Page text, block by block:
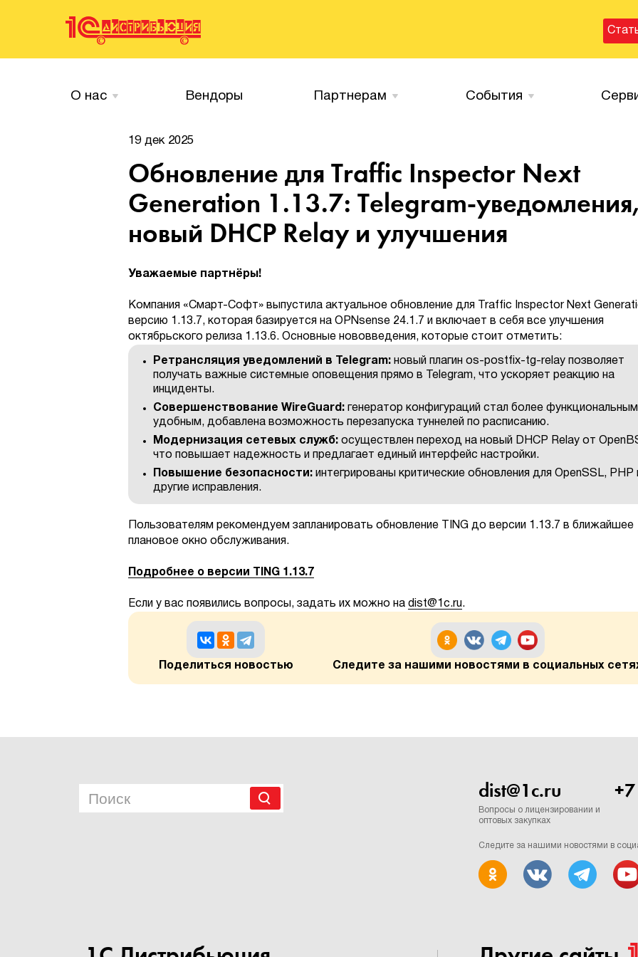
О нас Вендоры Партнерам События
19 дек 2025
Обновление для Traffic Inspector Next
Generation 1.13.7: Telegram-уведомления,
новый DHCP Relay и улучшения
Уважаемые партнёры!
Компания «Смарт-Софт» выпустила актуальное обновление для Traffic Inspector Next
версию 1.13.7, которая базируется на OPNsense 24.1.7 и включает в себя все улучшения
октябрьского релиза 1.13.6. Основные нововведения, которые стоит отметить:
Ретрансляция уведомлений в Telegram: новый плагин os-postfix-tg-relay позволяет
получать важные системные оповещения прямо в Telegram, что ускоряет реакцию на
инциденты.
Совершенствование WireGuard: генератор конфигураций стал более функциональным
удобным, добавлена возможность перезапуска туннелей по расписанию.
Модернизация сетевых служб: осуществлен переход на новый DHCP Relay от
что повышает надежность и предлагает единый интерфейс настройки.
Повышение безопасности: интегрированы критические обновления для OpenSSL, PHP
другие исправления.
Пользователям рекомендуем запланировать обновление TING до версии 1.13.7 в ближайшее
плановое окно обслуживания.
Подробнее о версии TING 1.13.7
Если у вас появились вопросы, задать их можно на dist@1c.ru .
Поделиться новостью Следите за нашими новостями в социальных
dist@1c.ru
Вопросы о лицензировании и
оптовых закупках
Следите за нашими новостями в